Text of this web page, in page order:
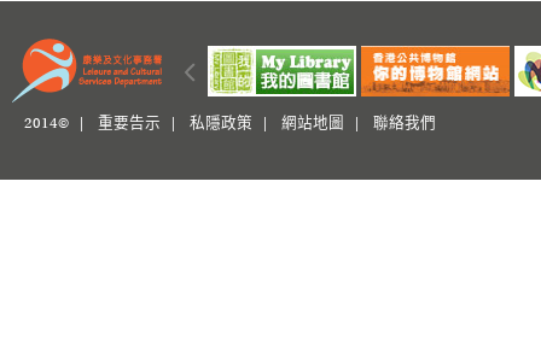
2014© | 重要告示 私隱政策 網站地圖 聯絡我們